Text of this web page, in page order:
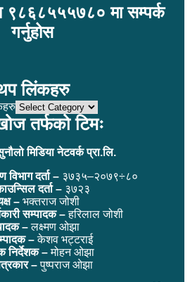
९८६८५५५७८० मा सम्पर्क
गर्नुहोस
लिंकहरु
तर्फको टिमः
मिडिया नेटवर्क प्रा.लि.
दर्ता – ३७३५–२०७९÷८०
दर्ता – ३७२३
– भक्तराज जोशी
सम्पादक –हरिलाल जोशी
–लक्ष्मण ओझा
–केशव भट्टराई
निर्देशक –मोहन ओझा
–पुष्पराज ओझा